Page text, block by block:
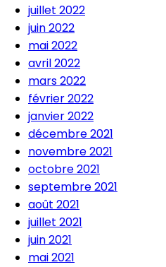
juillet 2022
juin 2022
mai 2022
avril 2022
mars 2022
février 2022
janvier 2022
décembre 2021
novembre 2021
octobre 2021
septembre 2021
août 2021
juillet 2021
juin 2021
mai 2021